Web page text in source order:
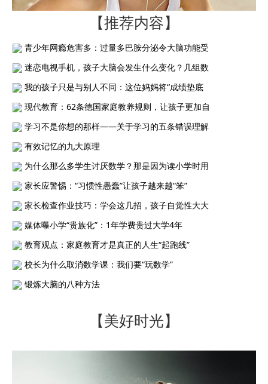
【推荐内容】
青少年网瘾危害多：过量多巴胺分泌令大脑功能受
迷恋电视手机，孩子大脑会发生什么变化？几组数
我的孩子只是与别人不同：这位妈妈将“成绩垫底
现代教育：62条德国家庭教养规则，让孩子更加自
学习不是你想的那样——关于学习的五条错误理解
有效记忆的九大原理
为什么那么多学生讨厌数学？那是因为读小学时用
家长应警惕：“习惯性愚蠢”让孩子越来越“笨”
家长检查作业技巧：学会这几招，孩子自觉性大大
媒体曝小学“贵族化”：1年学费贵过大学4年
教育观点：家庭教育才是真正的人生“起跑线”
校长为什么取消数学课：我们要“玩数学”
锻炼大脑的八种方法
【美好时光】